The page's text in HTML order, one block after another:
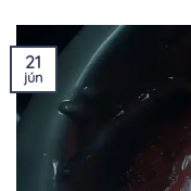
21
jún